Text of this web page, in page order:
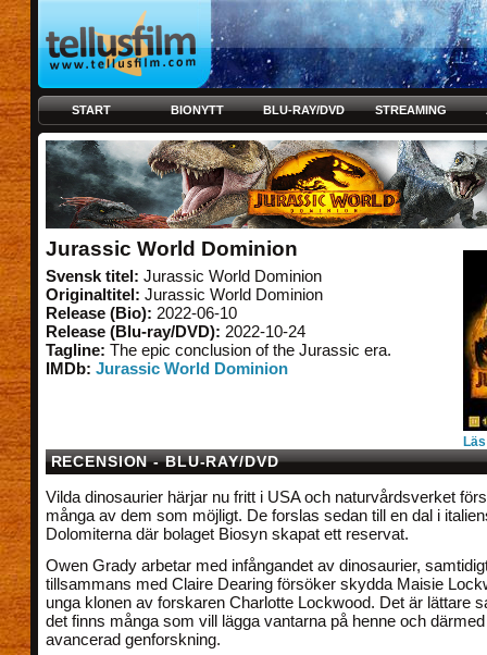
START BIONYTT BLU-RAY/DVD STREAMING
Jurassic World Dominion
Svensk titel: Jurassic World Dominion
Originaltitel: Jurassic World Dominion
Release (Bio): 2022-06-10
Release (Blu-ray/DVD): 2022-10-24
Tagline: The epic conclusion of the Jurassic era.
IMDb: Jurassic World Dominion
RECENSION - BLU-RAY/DVD
Vilda dinosaurier härjar nu fritt i USA och naturvårdsverket
många av dem som möjligt. De forslas sedan till en dal i
Dolomiterna där bolaget Biosyn skapat ett reservat.
Owen Grady arbetar med infångandet av dinosaurier,
tillsammans med Claire Dearing försöker skydda Maisie
unga klonen av forskaren Charlotte Lockwood. Det är lättare
det finns många som vill lägga vantarna på henne och
avancerad genforskning.